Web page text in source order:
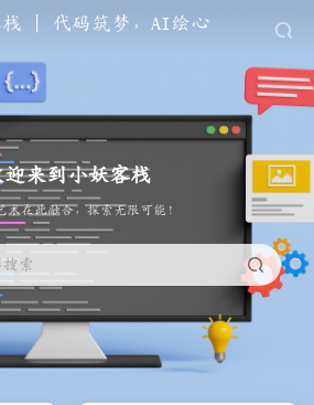
迎来到小妖客栈
代码筑梦，AI绘心
索